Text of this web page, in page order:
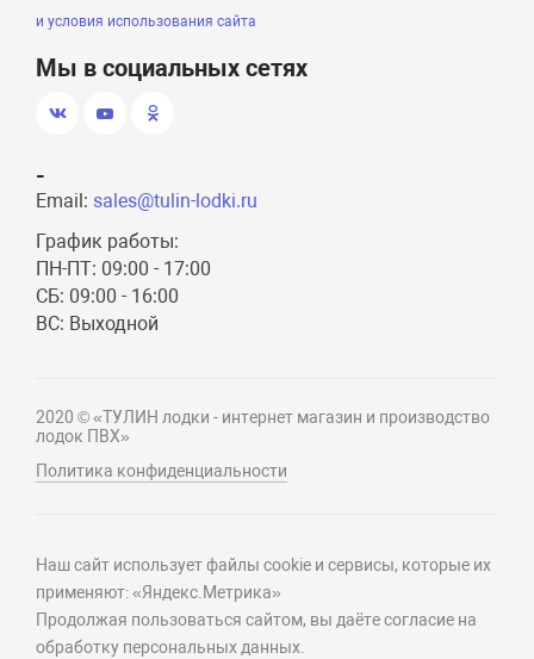
и условия использования сайта
Мы в социальных сетях
-
Email: sales@tulin-lodki.ru
График работы:
ПН-ПТ: 09:00 - 17:00
СБ: 09:00 - 16:00
ВС: Выходной
2020 © «ТУЛИН лодки - интернет магазин и производство
лодок ПВХ»
Политика конфиденциальности
Наш сайт использует файлы cookie и сервисы, которые их
применяют: «Яндекс.Метрика»
Продолжая пользоваться сайтом, вы даёте согласие на
обработку персональных данных.